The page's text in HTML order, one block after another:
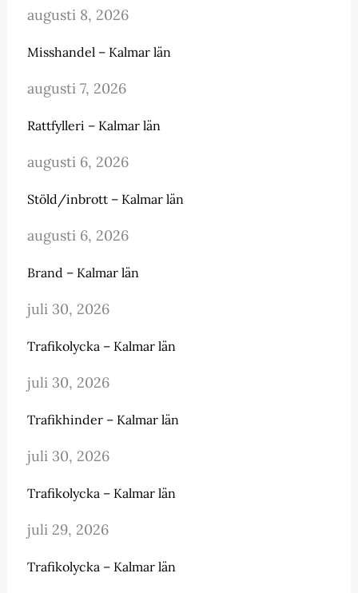
augusti 8, 2026
Misshandel – Kalmar län
augusti 7, 2026
Rattfylleri – Kalmar län
augusti 6, 2026
Stöld/inbrott – Kalmar län
augusti 6, 2026
Brand – Kalmar län
juli 30, 2026
Trafikolycka – Kalmar län
juli 30, 2026
Trafikhinder – Kalmar län
juli 30, 2026
Trafikolycka – Kalmar län
juli 29, 2026
Trafikolycka – Kalmar län